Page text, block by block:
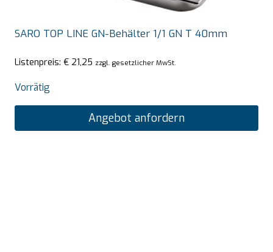
SARO TOP LINE GN-Behälter 1/1 GN T 40mm
Listenpreis: € 21,25 zzgl. gesetzlicher MwSt.
Vorrätig
Angebot anfordern